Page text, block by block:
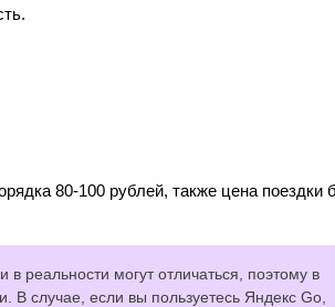
80-100 рублей, также цена поездки
реальности могут отличаться, поэтому в
В случае, если вы пользуетесь Яндекс Go,